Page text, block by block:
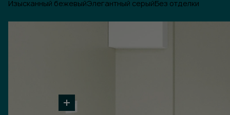
Изысканный бежевыйЭлегантный серыйБез отделки